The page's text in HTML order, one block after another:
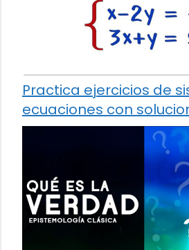
Practica ejercicios de
ecuaciones con